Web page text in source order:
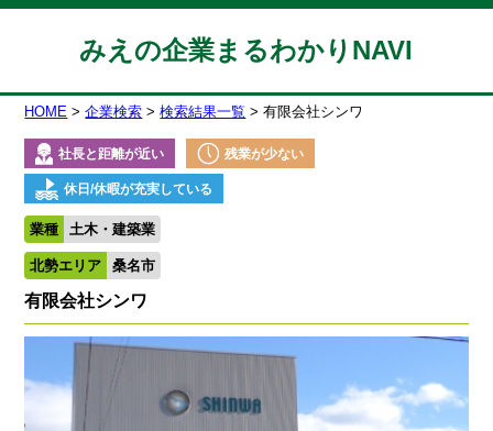
みえの企業まるわかりNAVI
HOME 企業検索 検索結果一覧 有限会社シンワ
社長と距離が近い 残業が少ない
休日/休暇が充実している
業種 土木・建築業
北勢エリア 桑名市
有限会社シンワ